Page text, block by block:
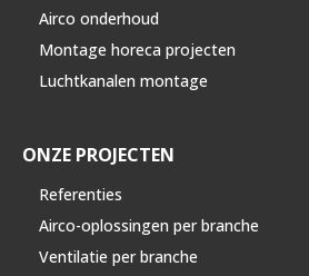
Airco onderhoud
Montage horeca projecten
Luchtkanalen montage
ONZE PROJECTEN
Referenties
Airco-oplossingen per branche
Ventilatie per branche